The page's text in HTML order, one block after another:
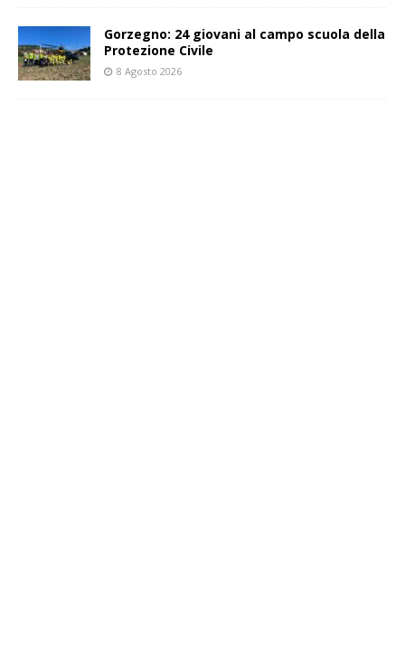
Gorzegno: 24 giovani al campo scuola della
Protezione Civile
8 Agosto 2026